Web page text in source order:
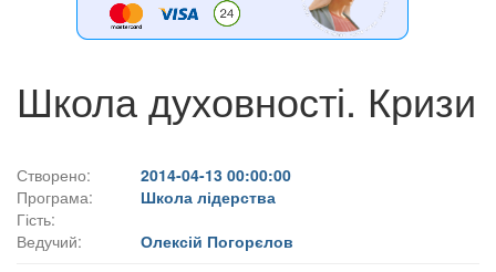
Школа духовності. Кризи
Створено:
2014-04-13 00:00:00
Програма:
Школа лідерства
Гість:
Ведучий:
Олексій Погорєлов